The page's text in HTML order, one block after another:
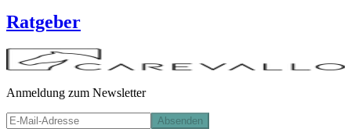
Ratgeber
Anmeldung zum Newsletter
Absenden